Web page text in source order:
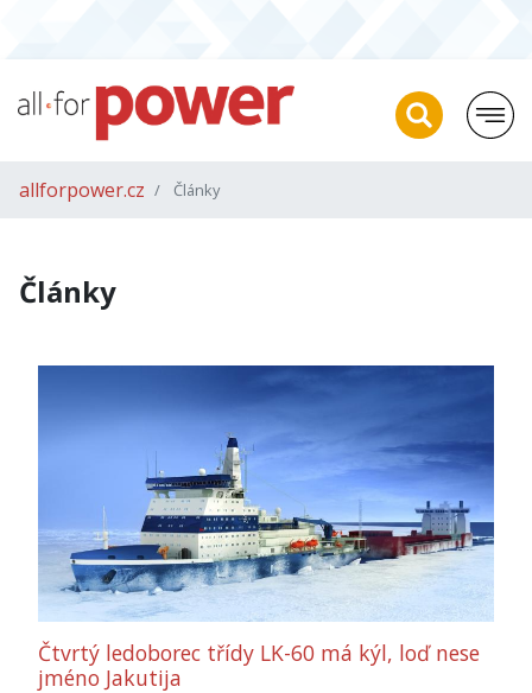
allforpower.cz Články
Články
Čtvrtý ledoborec třídy LK-60 má kýl, loď nese
jméno Jakutija